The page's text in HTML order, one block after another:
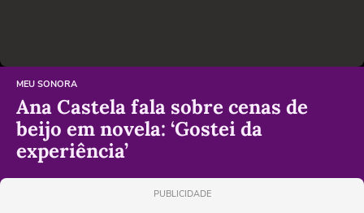
MEU SONORA
Ana Castela fala sobre cenas de
beijo em novela: ‘Gostei da
experiência’
PUBLICIDADE